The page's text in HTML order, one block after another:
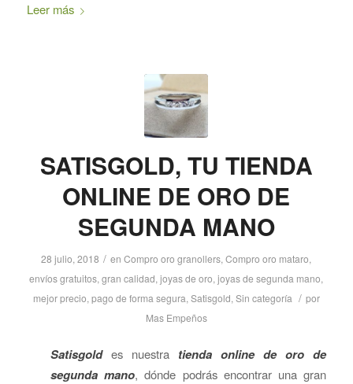
Leer más
SATISGOLD, TU TIENDA
ONLINE DE ORO DE
SEGUNDA MANO
28 julio, 2018 / enCompro oro granollers,Compro oro mataro,
envíos gratuitos,gran calidad,joyas de oro,joyas de segunda mano,
mejor precio, pago de forma segura, Satisgold, Sin categoría / por
Mas Empeños
Satisgold es nuestra tienda online de oro de
segunda mano, dónde podrás encontrar una gran